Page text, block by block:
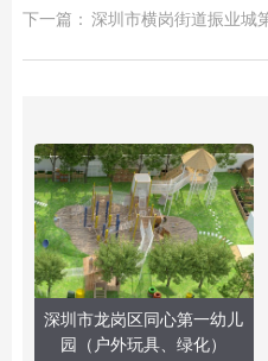
下一篇： 深圳市横岗街道振业城
深圳市龙岗区同心第一幼儿
园（户外玩具、绿化）